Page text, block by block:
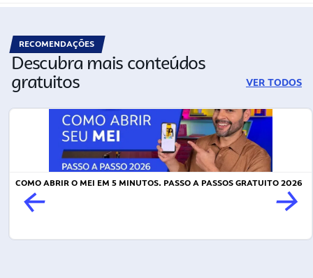
RECOMENDAÇÕES
Descubra mais conteúdos
gratuitos VER TODOS
COMO ABRIR O MEI EM 5 MINUTOS. PASSO A PASSOS GRATUITO 2026